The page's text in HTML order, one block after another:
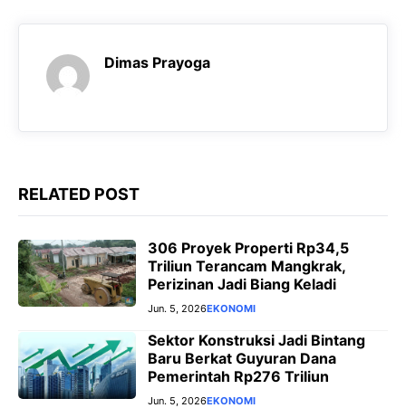
o p
p
a
m
g
e
Dimas Prayoga
RELATED POST
306 Proyek Properti Rp34,5
Triliun Terancam Mangkrak,
Perizinan Jadi Biang Keladi
Jun. 5, 2026EKONOMI
Sektor Konstruksi Jadi Bintang
Baru Berkat Guyuran Dana
Pemerintah Rp276 Triliun
Jun. 5, 2026EKONOMI